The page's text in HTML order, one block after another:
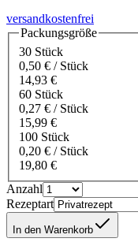
versandkostenfrei
Packungsgröße
30 Stück
0,50 € / Stück
14,93 €
60 Stück
0,27 € / Stück
15,99 €
100 Stück
0,20 € / Stück
19,80 €
Anzahl
Rezeptart
In den Warenkorb